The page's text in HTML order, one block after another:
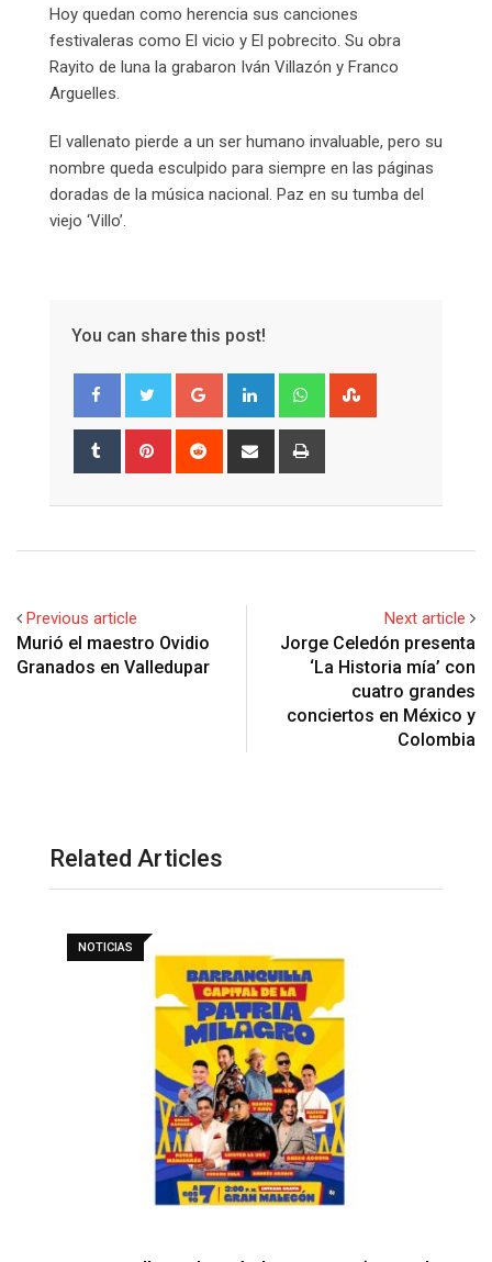
Hoy quedan como herencia sus canciones
festivaleras como El vicio y El pobrecito. Su obra
Rayito de luna la grabaron Iván Villazón y Franco
Arguelles.
El vallenato pierde a un ser humano invaluable, pero su
nombre queda esculpido para siempre en las páginas
doradas de la música nacional. Paz en su tumba del
viejo ‘Villo’.
You can share this post!
Google+ LinkedIn Whatsapp
Tumblr Pinterest Reddit
Share
Previous article
Murió el maestro Ovidio
Granados en Valledupar
Next article
Jorge Celedón presenta
‘La Historia mía’ con
cuatro grandes
conciertos en México y
Colombia
Related Articles
NOTICIAS